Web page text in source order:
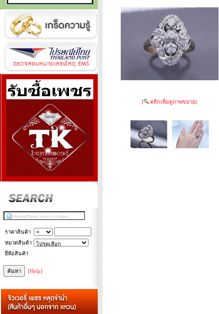
ราคาสินค้า
หมวดสินค้า
ยี่ห้อสินค้า
[Help]
[ คลิกเพื่อดูภาพขยาย]